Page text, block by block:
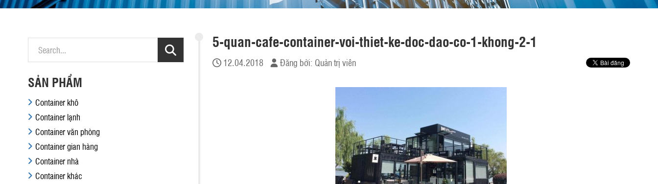
5-quan-cafe-container-voi-thiet-ke-doc-dao-co-1-khong-2-1
12.04.2018 Đăng bởi: Quản trị viên
SẢN PHẨM
Container khô
Container lạnh
Container văn phòng
Container gian hàng
Container nhà
Container khác